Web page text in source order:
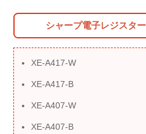
シャープ電子レジスタ
XE-A417-W
XE-A417-B
XE-A407-W
XE-A407-B